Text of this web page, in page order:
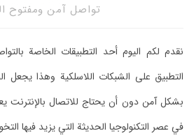
تواصل آمن ومفتوح
نقدم لكم اليوم أحد التطبيقات الخاصة
التطبيق على الشبكات اللاسلكية وهذا يجعل
بشكل آمن دون أن يحتاج للاتصال بالإنترنت
في عصر التكنولوجيا الحديثة التي يزيد فيها